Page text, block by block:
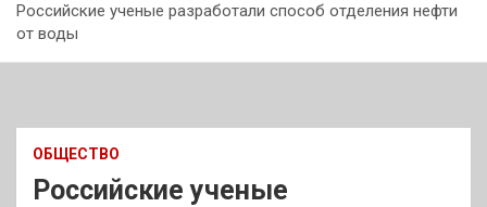
Российские ученые разработали способ отделения нефти
от воды
ОБЩЕСТВО
Российские ученые